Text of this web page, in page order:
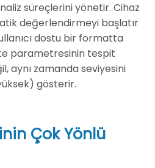
süreçlerini yönetir. Cihaz
değerlendirmeyi başlatır
dostu bir formatta
parametresinin tespit
aynı zamanda seviyesini
gösterir.
Çok Yönlü